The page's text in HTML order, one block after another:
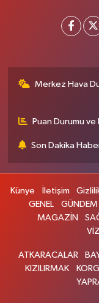
Merkez Hava
Puan Durumu ve
Son Dakika
Künye İletişim
GENEL
GÜNDEM
MAGAZİN
ATKARACALAR
KIZILIRMAK